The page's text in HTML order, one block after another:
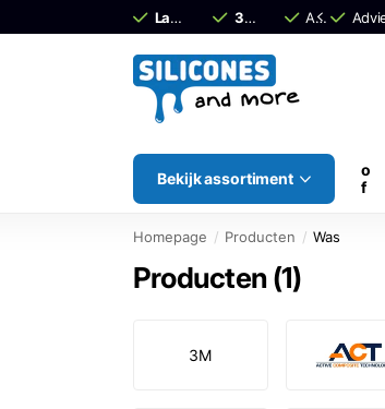
Laagste Prijs Garantie – Siliconen
30 dagen Advies van echte
Bekijk assortiment
o
f
Homepage Producten Was
Producten (1)
3M